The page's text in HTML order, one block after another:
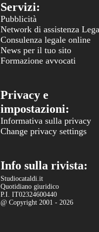
Servizi:
Pubblicità
Network di assistenza
Consulenza legale online
News per il tuo sito
Formazione avvocati
Privacy e
impostazioni:
Informativa sulla privacy
Change privacy settings
Info sulla rivista:
Studiocataldi.it
Quotidiano giuridico
P.I. IT02324600440
@ Copyright 2001 - 2026